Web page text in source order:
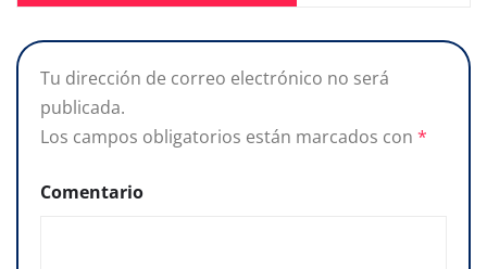
Tu dirección de correo electrónico no será
publicada.
Los campos obligatorios están marcados con *
Comentario